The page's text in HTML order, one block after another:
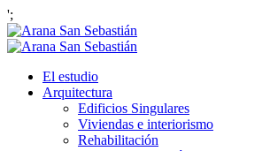
';
El estudio
Arquitectura
Edificios Singulares
Viviendas e interiorismo
Rehabilitación